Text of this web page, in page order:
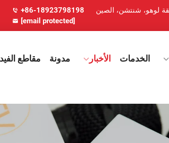
+86-18923798198
[email protected]
الخدمات الأخبار مدونة
مقاطع